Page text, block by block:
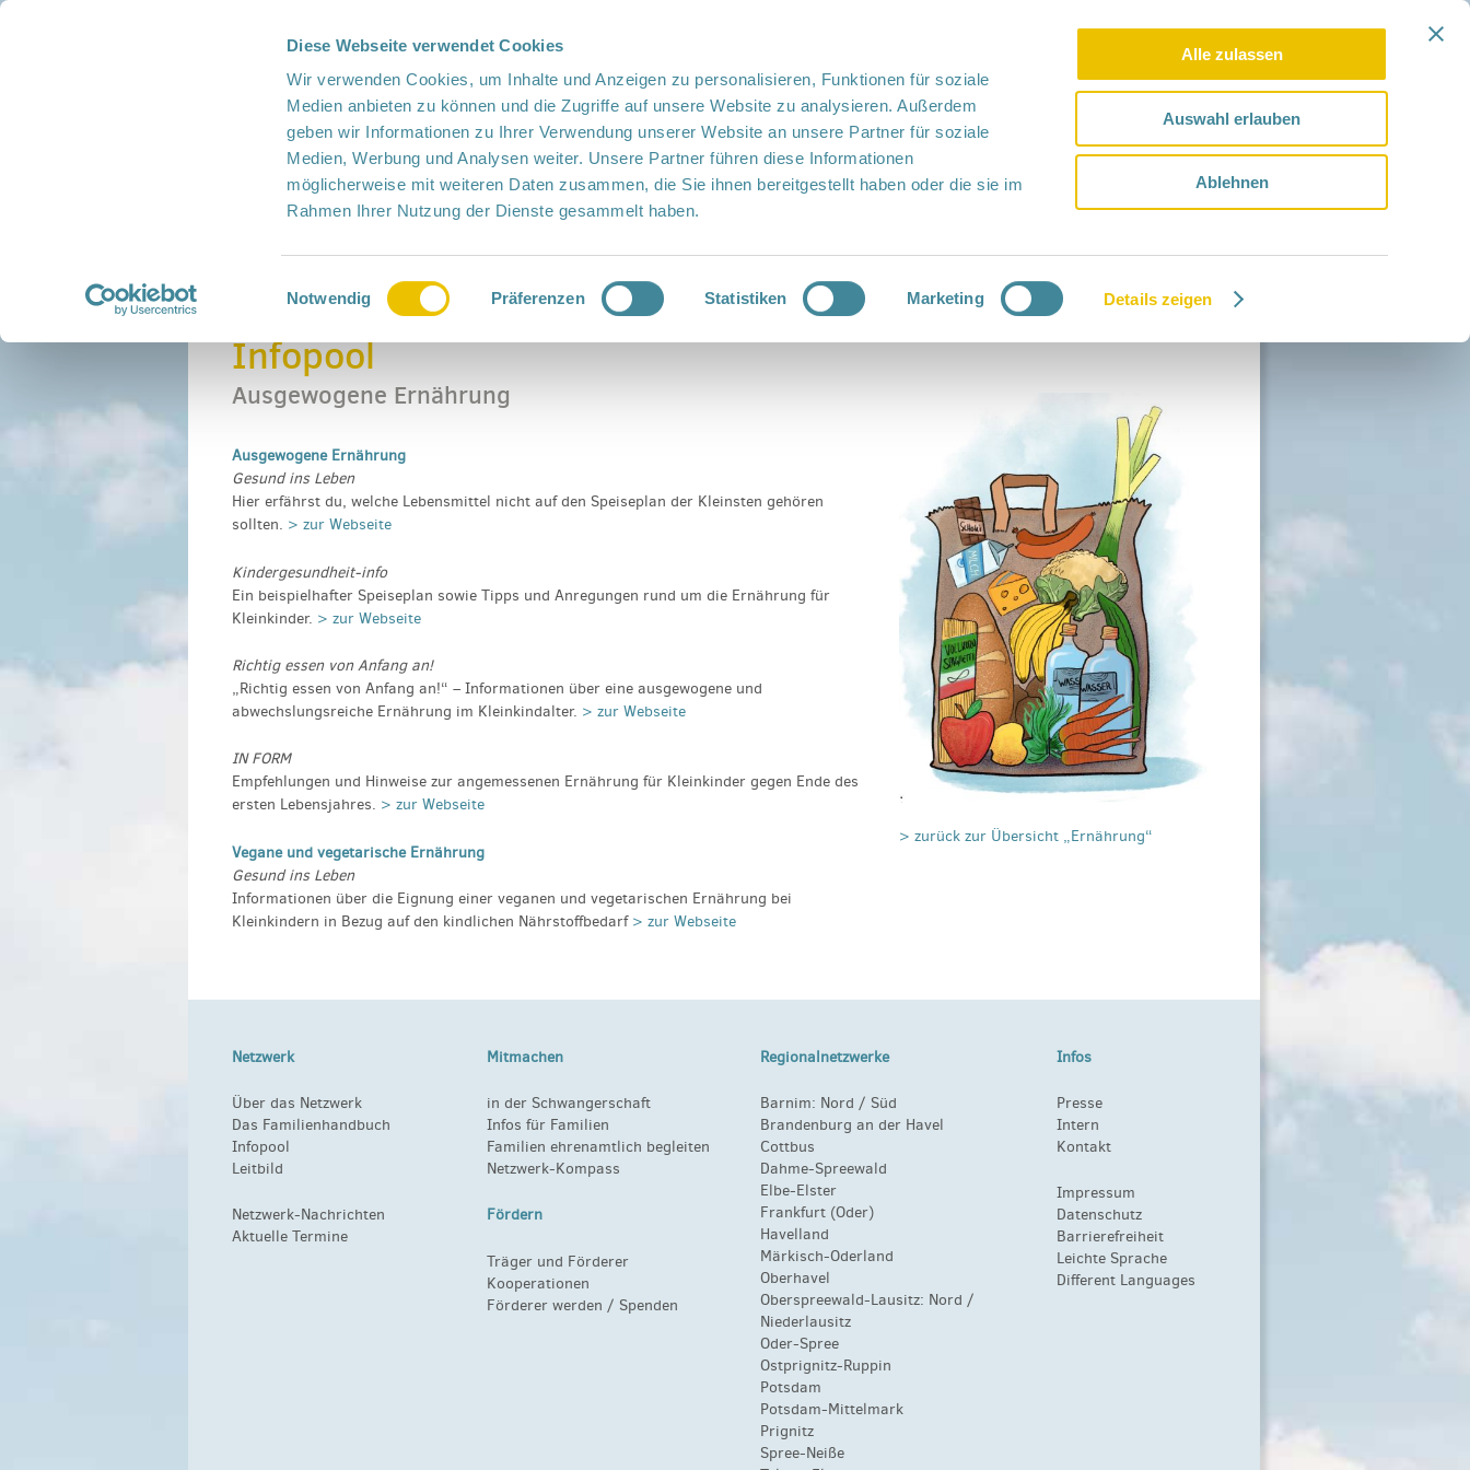
Diese Webseite verwendet Cookies
Wir verwenden Cookies, um Inhalte und Anzeigen zu personalisieren, Funktionen für soziale
Medien anbieten zu können und die Zugriffe auf unsere Website zu analysieren. Außerdem
geben wir Informationen zu Ihrer Verwendung unserer Website an unsere Partner für soziale
Medien, Werbung und Analysen weiter. Unsere Partner führen diese Informationen
möglicherweise mit weiteren Daten zusammen, die Sie ihnen bereitgestellt haben oder die sie im
Rahmen Ihrer Nutzung der Dienste gesammelt haben.
Einwilligungsauswahl
Notwendig Präferenzen Statistiken Marketing Details zeigen
Alle zulassen
Auswahl erlauben
Ablehnen
Intern Netzwerk-Kompass Leichte Sprache
Termine
Ernährung›Ausgewogene Ernährung
Infopool
Ausgewogene Ernährung
Ausgewogene Ernährung
Gesund ins Leben
Hier erfährst du, welche Lebensmittel nicht auf den Speiseplan der Kleinsten gehören
sollten. > zur Webseite
Kindergesundheit-info
Ein beispielhafter Speiseplan sowie Tipps und Anregungen rund um die Ernährung für
Kleinkinder. > zur Webseite
Richtig essen von Anfang an!
„Richtig essen von Anfang an!“ – Informationen über eine ausgewogene und
abwechslungsreiche Ernährung im Kleinkindalter. > zur Webseite
IN FORM
Empfehlungen und Hinweise zur angemessenen Ernährung für Kleinkinder gegen Ende des
ersten Lebensjahres. > zur Webseite
Vegane und vegetarische Ernährung
Gesund ins Leben
Informationen über die Eignung einer veganen und vegetarischen Ernährung bei
Kleinkindern in Bezug auf den kindlichen Nährstoffbedarf > zur Webseite
> zurück zur Übersicht „Ernährung“
Netzwerk
Über das Netzwerk
Das Familienhandbuch
Infopool
Leitbild
Netzwerk-Nachrichten
Aktuelle Termine
Mitmachen
in der Schwangerschaft
Infos für Familien
Familien ehrenamtlich begleiten
Netzwerk-Kompass
Fördern
Träger und Förderer
Kooperationen
Förderer werden / Spenden
Regionalnetzwerke
Barnim: Nord / Süd
Brandenburg an der Havel
Cottbus
Dahme-Spreewald
Elbe-Elster
Frankfurt (Oder)
Havelland
Märkisch-Oderland
Oberhavel
Oberspreewald-Lausitz: Nord /
Niederlausitz
Oder-Spree
Ostprignitz-Ruppin
Potsdam
Potsdam-Mittelmark
Prignitz
Spree-Neiße
Infos
Presse
Intern
Kontakt
Impressum
Datenschutz
Barrierefreiheit
Leichte Sprache
Different Languages